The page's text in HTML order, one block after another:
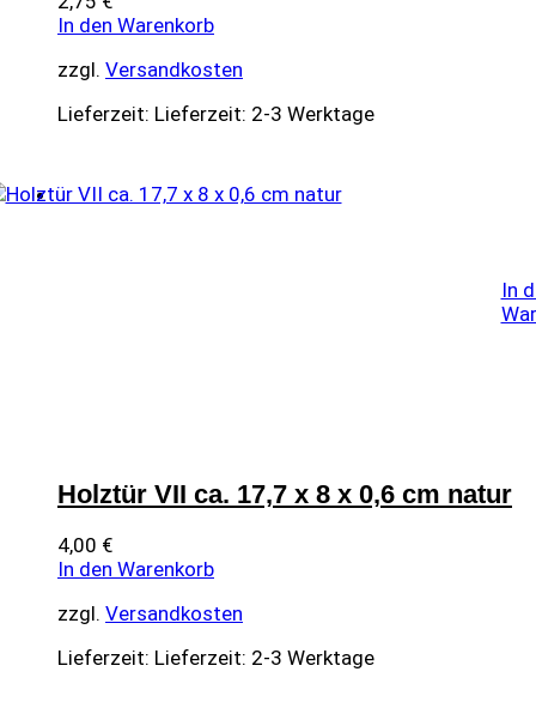
In den Warenkorb
zzgl. Versandkosten
Lieferzeit: Lieferzeit: 2-3 Werktage
In
Holztür VII ca. 17,7 x 8 x 0,6 cm natur
4,00 €
In den Warenkorb
zzgl. Versandkosten
Lieferzeit: Lieferzeit: 2-3 Werktage